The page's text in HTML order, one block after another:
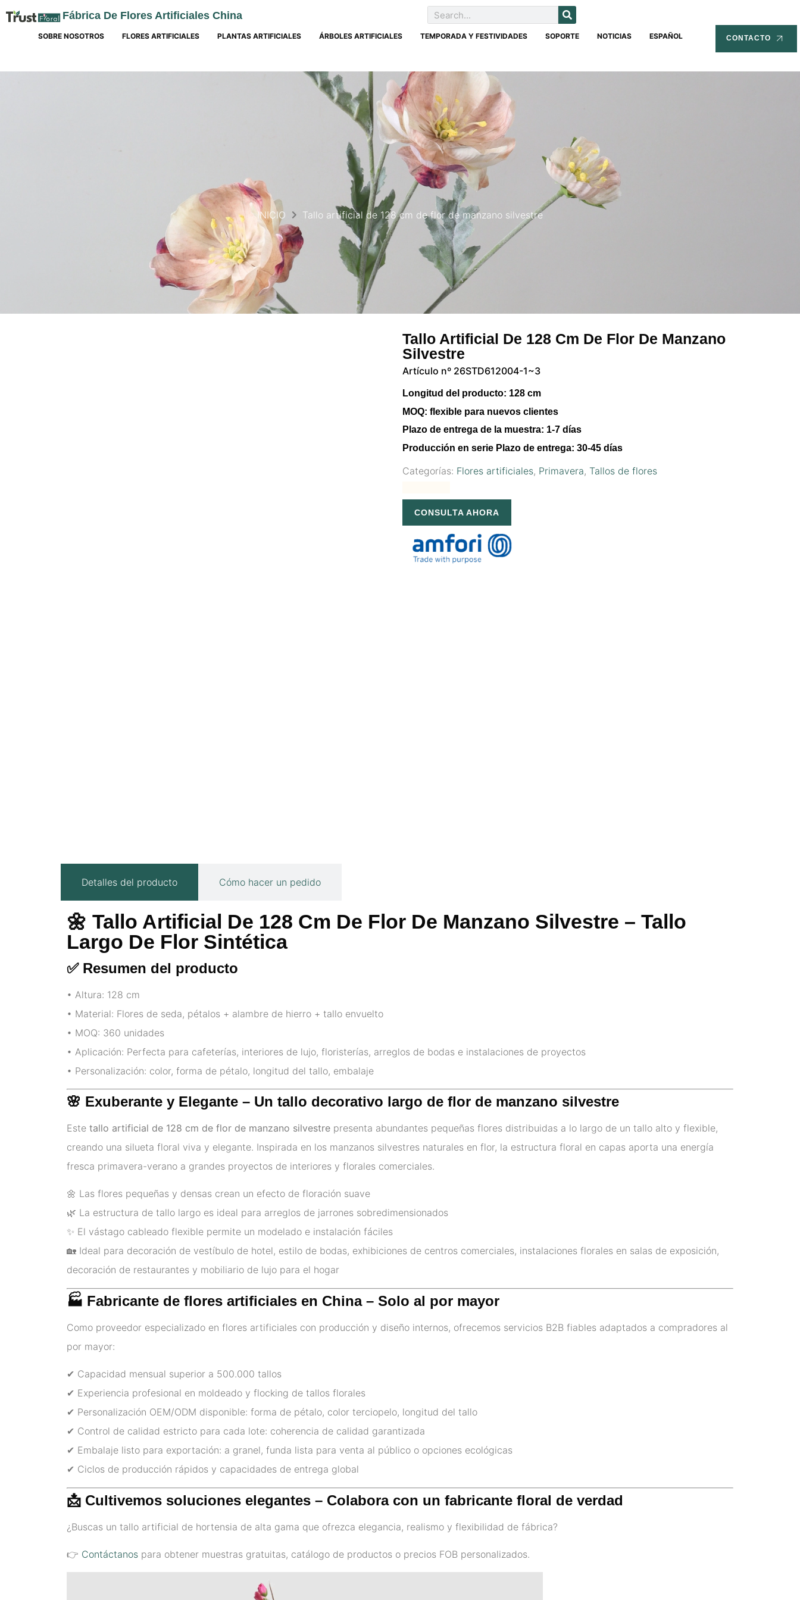
Fábrica De Flores Artificiales China
SOBRE NOSOTROS FLORES ARTIFICIALES PLANTAS ARTIFICIALES ÁRBOLES ARTIFICIALES TEMPORADA Y FESTIVIDADES SOPORTE NOTICIAS ESPAÑOL CONTACTO
INICIO Tallo artificial de 128 cm de flor de manzano silvestre
Tallo Artificial De 128 Cm De Flor De Manzano
Silvestre
Artículo nº 26STD612004-1~3
Longitud del producto: 128 cm
MOQ:flexible para nuevos clientes
Plazo de entrega de la muestra: 1-7 días
Producción en serie Plazo de entrega: 30-45 días
Categorías: Flores artificiales, Primavera, Tallos de flores
CONSULTA AHORA
Detalles del producto Cómo hacer un pedido
🌼 Tallo Artificial De 128 Cm De Flor De Manzano Silvestre – Tallo
Largo De Flor Sintética
✅ Resumen del producto
• Altura: 128 cm
• Material: Flores de seda, pétalos + alambre de hierro + tallo envuelto
• MOQ: 360 unidades
• Aplicación: Perfecta para cafeterías, interiores de lujo, floristerías, arreglos de bodas e instalaciones de proyectos
• Personalización: color, forma de pétalo, longitud del tallo, embalaje
🌸 Exuberante y Elegante – Un tallo decorativo largo de flor de manzano silvestre
Este tallo artificial de 128 cm de flor de manzano silvestre presenta abundantes pequeñas flores distribuidas a lo largo de un tallo alto y flexible,
creando una silueta floral viva y elegante. Inspirada en los manzanos silvestres naturales en flor, la estructura floral en capas aporta una energía
fresca primavera-verano a grandes proyectos de interiores y florales comerciales.
🌼 Las flores pequeñas y densas crean un efecto de floración suave
🌿 La estructura de tallo largo es ideal para arreglos de jarrones sobredimensionados
✨ El vástago cableado flexible permite un modelado e instalación fáciles
🏡 Ideal para decoración de vestíbulo de hotel, estilo de bodas, exhibiciones de centros comerciales, instalaciones florales en salas de exposición,
decoración de restaurantes y mobiliario de lujo para el hogar
🏭 Fabricante de flores artificiales en China – Solo al por mayor
Como proveedor especializado en flores artificiales con producción y diseño internos, ofrecemos servicios B2B fiables adaptados a compradores al
por mayor:
✔ Capacidad mensual superior a 500.000 tallos
✔ Experiencia profesional en moldeado y flocking de tallos florales
✔ Personalización OEM/ODM disponible: forma de pétalo, color terciopelo, longitud del tallo
✔ Control de calidad estricto para cada lote: coherencia de calidad garantizada
✔ Embalaje listo para exportación: a granel, funda lista para venta al público o opciones ecológicas
✔ Ciclos de producción rápidos y capacidades de entrega global
📩 Cultivemos soluciones elegantes – Colabora con un fabricante floral de verdad
¿Buscas un tallo artificial de hortensia de alta gama que ofrezca elegancia, realismo y flexibilidad de fábrica?
👉 Contáctanos para obtener muestras gratuitas, catálogo de productos o precios FOB personalizados.